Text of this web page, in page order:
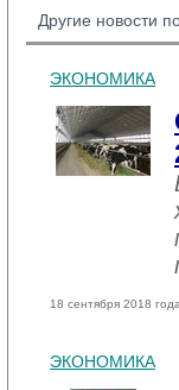
Другие новости
ЭКОНОМИКА
18 сентября 2018
ЭКОНОМИКА